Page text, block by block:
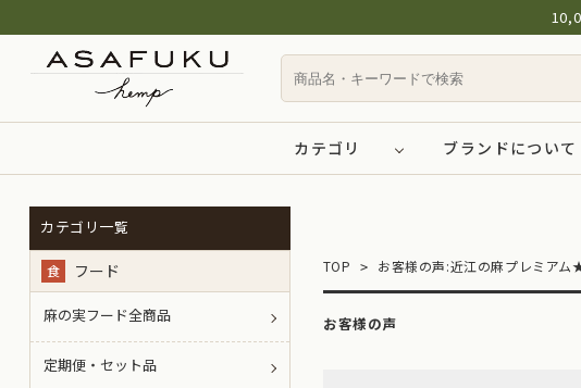
カテゴリ ブランドについて
TOP お客様の声:近江の麻プレミア
お客様の声
カテゴリ一覧
食 フード
麻の実フード全商品
定期便・セット品